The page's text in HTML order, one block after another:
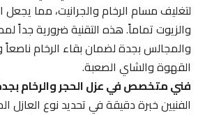
لتغليف مسام الرخام والجرانيت، مما يجعل
والزيوت تماماً. هذه التقنية ضرورية جداً
والمجالس بجدة لضمان بقاء الرخام ناصعاً
القهوة والشاي الصعبة.
فني متخصص في عزل الحجر والرخام بجدة
الفنيين خبرة دقيقة في تحديد نوع العازل